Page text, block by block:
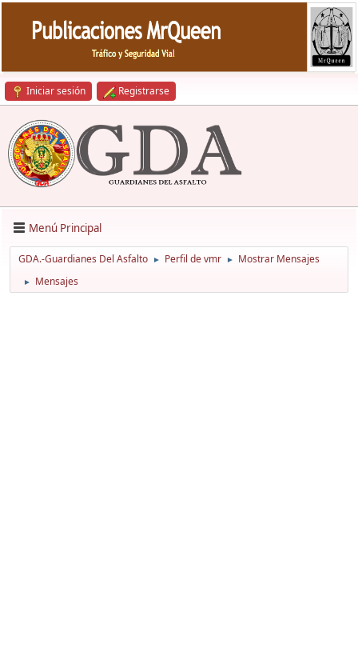
Iniciar sesión Registrarse
Menú Principal
GDA.-Guardianes Del Asfalto ► Perfil de vmr ► Mostrar Mensajes
► Mensajes